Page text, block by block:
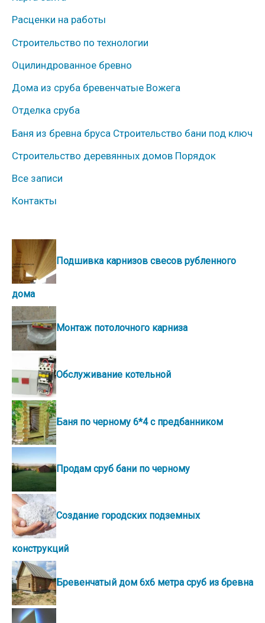
б
р
и
к
и
Расценки на работы
Строительство по технологии
Оцилиндрованное бревно
Дома из сруба бревенчатые Вожега
Отделка сруба
Баня из бревна бруса Строительство бани под ключ
Строительство деревянных домов Порядок
Все записи
Контакты
Подшивка карнизов свесов рубленного
дома
Монтаж потолочного карниза
Обслуживание котельной
Баня по черному 6*4 с предбанником
Продам сруб бани по черному
Создание городских подземных
конструкций
Бревенчатый дом 6х6 метра сруб из бревна